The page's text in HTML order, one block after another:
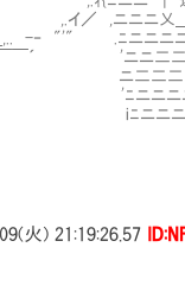
乂＿＿＿＿＿
-‐ "'" .ﾆニ
￣´ 'ニニ
l ニ二二二
'ﾆニニニニ
ニニニニ
火) 21:19:26.57